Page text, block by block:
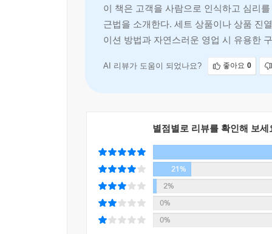
동료 직원, 계속해서 잘나가는 가게에 숨은 ‘한
통하지 않는다고 느낄 때, 애써도 2%가 부족하다
사람의 심리를 알면 ‘무조건’ 팔린다!
‘잘 파는 사람’으로 성장시키고 고객을 사로잡는
총 5장으로 구성돼 있다. 1장은 내가 파는 상품
5장에서는 까다로운 고객도 내 편이 되게 만들어
이 책에서 제시하는 방법들은 쉽다. 인기 강사
돋보이게 하는 간단한 방법들이 가득하고 고객
않는 것들이다. 게다가 특정 업종에 제한되지 않고
이 책은 고객을 사람으로 인식하고 심리
근법을 소개한다. 세트 상품이나 상품 진
이션 방법과 자연스러운 영업 시 유용한
AI 리뷰가 도움이 되었나요? 좋아요 0
별점별로 리뷰를 확인해 보세
21%
2%
0%
0%